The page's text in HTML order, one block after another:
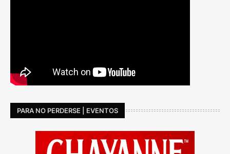
PARA NO PERDERSE | EVENTOS